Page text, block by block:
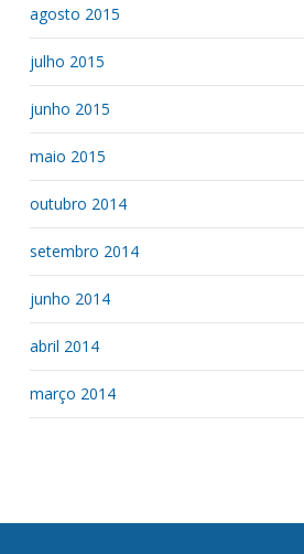
agosto 2015
julho 2015
junho 2015
maio 2015
outubro 2014
setembro 2014
junho 2014
abril 2014
março 2014